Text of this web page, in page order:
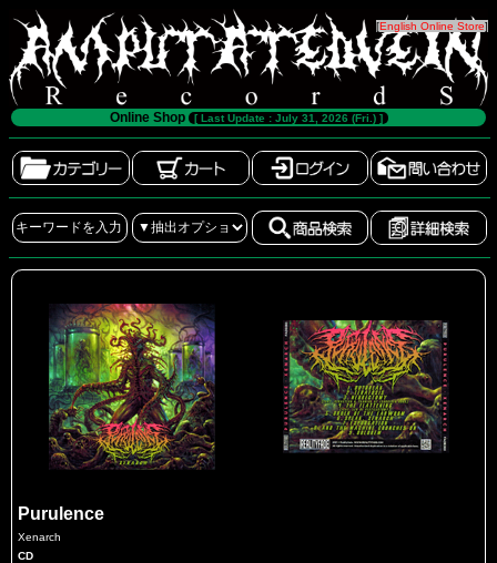
[English Online Store]
Online Shop [ Last Update : July 31, 2026 (Fri.) ]
Purulence
Xenarch
CD